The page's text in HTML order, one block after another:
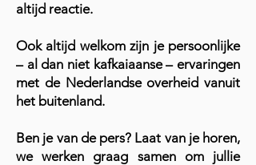
altijd reactie.
Ook altijd welkom zijn je persoonlijke
– al dan niet kafkaiaanse – ervaringen
met de Nederlandse overheid vanuit
het buitenland.
Ben je van de pers? Laat van je horen,
we werken graag samen om jullie